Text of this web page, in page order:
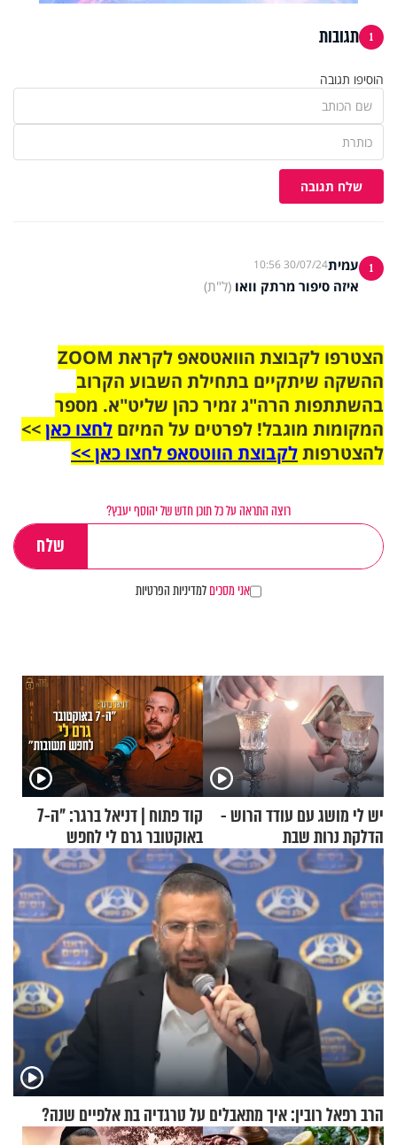
1 תגובות
הוסיפו תגובה
שלח תגובה
1 עמית30/07/24 10:56
איזה סיפור מרתק וואו (ל"ת)
הצטרפו לקבוצת הוואטסאפ לקראת ZOOM
ההשקה שיתקיים בתחילת השבוע הקרוב
בהשתתפות הרה"ג זמיר כהן שליט"א. מספר
המקומות מוגבל! לפרטים על המיזם לחצו כאן>>
להצטרפותלקבוצת הווטסאפ לחצו כאן >>
רוצה התראה על כל תוכן חדש של יהוסף יעבץ?
אני מסכיםלמדיניות הפרטיות
יש לי מושג עם עודד הרוש -
הדלקת נרות שבת
קוד פתוח | דניאל ברגר: "ה-7
באוקטובר גרם לי לחפש
תשובות"
הרב רפאל רובין: איך מתאבלים על טרגדיה בת אלפיים שנה?